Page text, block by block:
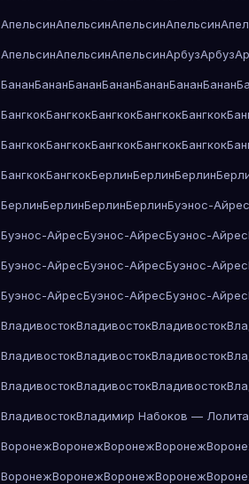
АпельсинАпельсинАпельсинАпельсин
АпельсинАпельсинАпельсинАрбузАрбуз
БананБананБананБананБананБананБанан
БангкокБангкокБангкокБангкокБангкок
БангкокБангкокБангкокБангкокБангкок
БангкокБангкокБерлинБерлинБерлин
БерлинБерлинБерлинБерлинБуэнос-Айрес
Буэнос-АйресБуэнос-АйресБуэнос-Айрес
Буэнос-АйресБуэнос-АйресБуэнос-Айрес
Буэнос-АйресБуэнос-АйресБуэнос-Айрес
ВладивостокВладивостокВладивосток
ВладивостокВладивостокВладивосток
ВладивостокВладивостокВладивосток
ВладивостокВладимир Набоков — Лолита
ВоронежВоронежВоронежВоронеж
ВоронежВоронежВоронежВоронеж